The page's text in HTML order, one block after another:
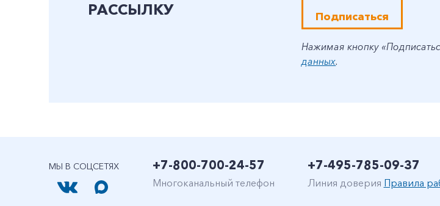
РАССЫЛКУ
Подписаться
Нажимая кнопку
данных.
МЫ В СОЦСЕТЯХ +7-800-700-24-57
Многоканальный телефон
+7-495-785-09-37
Линия доверия Правила